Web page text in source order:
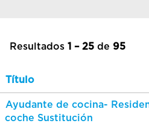
Resultados 1 – 25 de 95
Título
Ayudante de cocina-
coche Sustitución